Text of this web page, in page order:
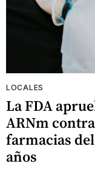
LOCALES
La FDA
ARNm
farmacias
años